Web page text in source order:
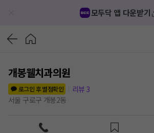
모두닥 앱 다운받기
개봉웰치과의원
로그인 후 별점확인
리뷰 3
서울 구로구 개봉2동